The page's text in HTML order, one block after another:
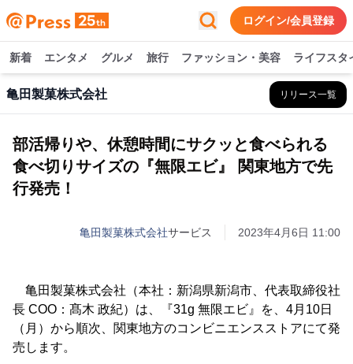
ログイン/会員登録
新着 エンタメ グルメ 旅行 ファッション・美容 ライフスタ
亀田製菓株式会社 リリース一覧
部活帰りや、休憩時間にサクッと食べられる
食べ切りサイズの『無限エビ』 関東地方で先
行発売！
亀田製菓株式会社サービス 2023年4月6日 11:00
亀田製菓株式会社（本社：新潟県新潟市、代表取締役社
長 COO：髙木 政紀）は、『31g 無限エビ』を、4月10日
（月）から順次、関東地方のコンビニエンスストアにて発
売します。